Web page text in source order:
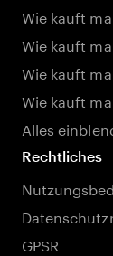
Wie kauft
Wie kauft
Wie kauft
Wie kauft
Alles
Rechtliches
GPSR